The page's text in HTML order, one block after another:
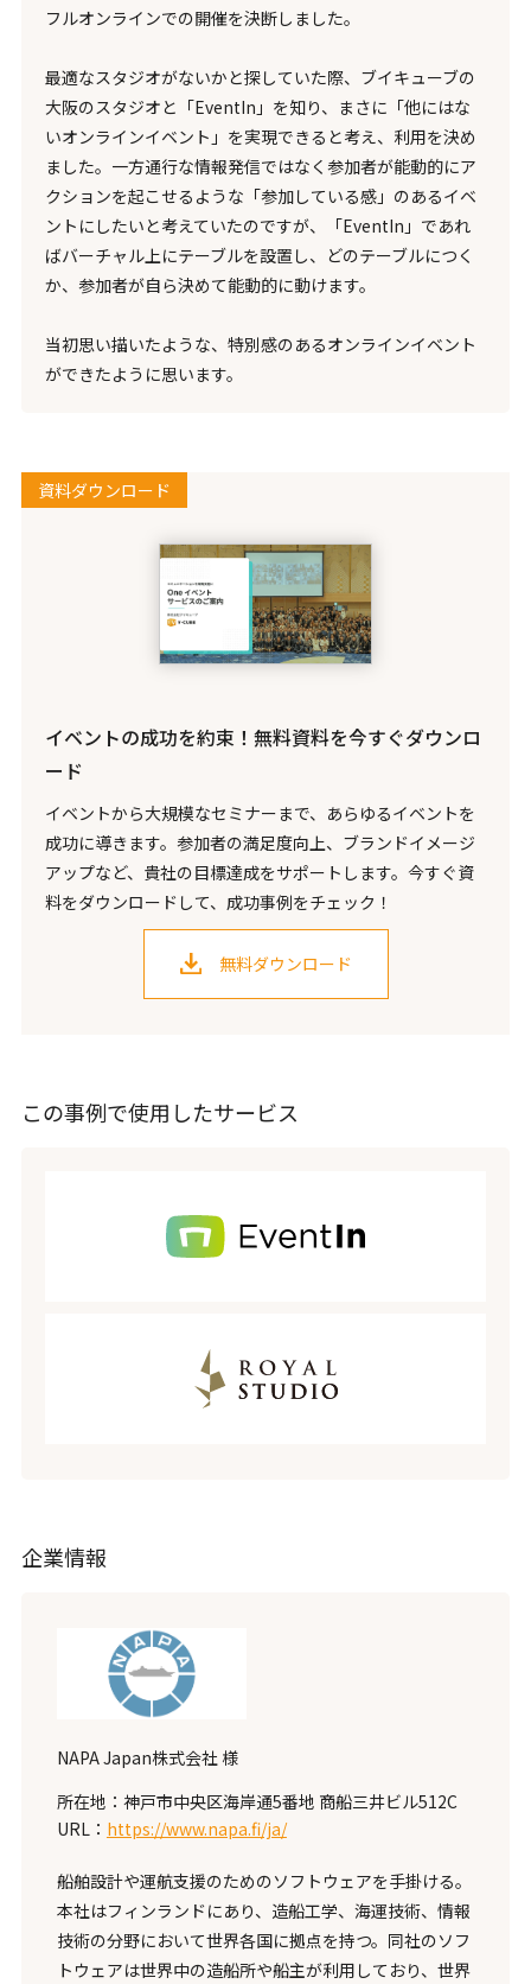
フルオンラインでの開催を決断しました。
最適なスタジオがないかと探していた際、ブイキューブの
大阪のスタジオと「EventIn」を知り、まさに「他にはな
いオンラインイベント」を実現できると考え、利用を決め
ました。一方通行な情報発信ではなく参加者が能動的にア
クションを起こせるような「参加している感」のあるイベ
ントにしたいと考えていたのですが、「EventIn」であれ
ばバーチャル上にテーブルを設置し、どのテーブルにつく
か、参加者が自ら決めて能動的に動けます。
当初思い描いたような、特別感のあるオンラインイベント
ができたように思います。
資料ダウンロード
イベントの成功を約束！無料資料を今すぐダウンロ
ード
イベントから大規模なセミナーまで、あらゆるイベントを
成功に導きます。参加者の満足度向上、ブランドイメージ
アップなど、貴社の目標達成をサポートします。今すぐ資
料をダウンロードして、成功事例をチェック！
無料ダウンロード
この事例で使用したサービス
企業情報
NAPA Japan株式会社 様
所在地：神戸市中央区海岸通5番地 商船三井ビル512C
URL： https://www.napa.fi/ja/
船舶設計や運航支援のためのソフトウェアを手掛ける。
本社はフィンランドにあり、造船工学、海運技術、情報
技術の分野において世界各国に拠点を持つ。同社のソフ
トウェアは世界中の造船所や船主が利用しており、世界